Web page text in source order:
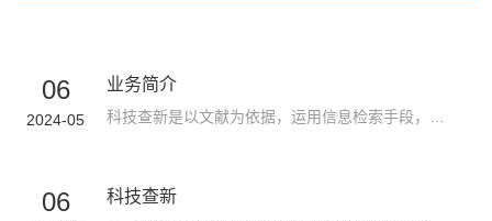
06
2024-05
业务简介
06 科技查新